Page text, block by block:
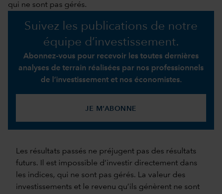
qui ne sont pas gérés.
Suivez les publications de notre
équipe d’investissement.
Abonnez-vous pour recevoir les toutes dernières
analyses de terrain réalisées par nos professionnels
de l’investissement et nos économistes.
JE M’ABONNE
Les résultats passés ne préjugent pas des résultats
futurs. Il est impossible d’investir directement dans
les indices, qui ne sont pas gérés. La valeur des
investissements et le revenu qu’ils génèrent ne sont